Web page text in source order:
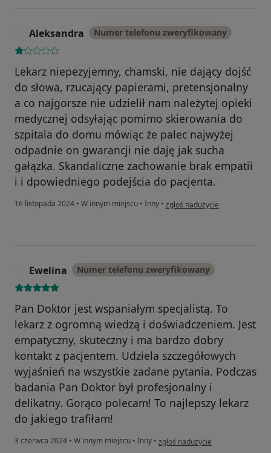
Aleksandra Numer telefonu zweryfikowany
Lekarz niepezyjemny, chamski, nie dający dojść
do słowa, rzucający papierami, pretensjonalny
a co najgorsze nie udzielił nam należytej opieki
medycznej odsyłając pomimo skierowania do
szpitala do domu mówiąc że palec najwyżej
odpadnie on gwarancji nie daję jak sucha
gałązka. Skandaliczne zachowanie brak empatii
i i dpowiedniego podejścia do pacjenta.
16 listopada 2024 • W innym miejscu • Inny • w opinii użytkownika
zgłoś nadużycie
Ewelina Numer telefonu zweryfikowany
Pan Doktor jest wspaniałym specjalistą. To
lekarz z ogromną wiedzą i doświadczeniem. Jest
empatyczny, skuteczny i ma bardzo dobry
kontakt z pacjentem. Udziela szczegółowych
wyjaśnień na wszystkie zadane pytania. Podczas
badania Pan Doktor był profesjonalny i
delikatny. Gorąco polecam! To najlepszy lekarz
do jakiego trafiłam!
3 czerwca 2024 • W innym miejscu • Inny • w opinii użytkownika Ewelina
zgłoś nadużycie